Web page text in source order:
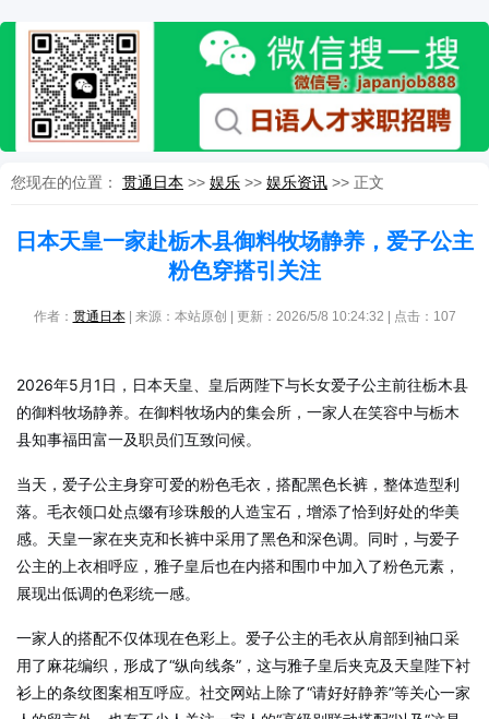
您现在的位置： 贯通日本 >> 娱乐 >> 娱乐资讯 >> 正文
日本天皇一家赴栃木县御料牧场静养，爱子公主
粉色穿搭引关注
作者： 贯通日本| 来源：本站原创 | 更新：2026/5/8 10:24:32 | 点击： 107
2026年5月1日，日本天皇、皇后两陛下与长女爱子公主前往栃木县
的御料牧场静养。在御料牧场内的集会所，一家人在笑容中与栃木
县知事福田富一及职员们互致问候。
当天，爱子公主身穿可爱的粉色毛衣，搭配黑色长裤，整体造型利
落。毛衣领口处点缀有珍珠般的人造宝石，增添了恰到好处的华美
感。天皇一家在夹克和长裤中采用了黑色和深色调。同时，与爱子
公主的上衣相呼应，雅子皇后也在内搭和围巾中加入了粉色元素，
展现出低调的色彩统一感。
一家人的搭配不仅体现在色彩上。爱子公主的毛衣从肩部到袖口采
用了麻花编织，形成了“纵向线条”，这与雅子皇后夹克及天皇陛下衬
衫上的条纹图案相互呼应。社交网站上除了“请好好静养”等关心一家